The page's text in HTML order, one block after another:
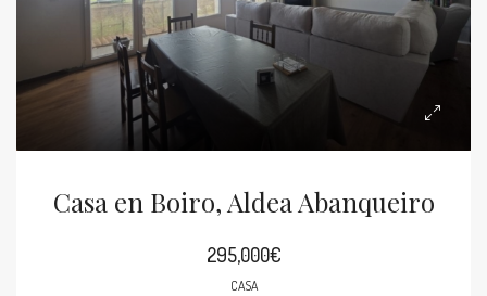
Casa en Boiro, Aldea Abanqueiro
295,000€
CASA